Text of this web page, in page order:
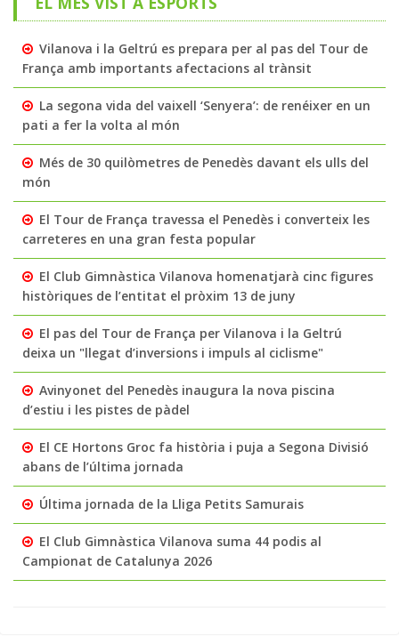
Vilanova i la Geltrú es prepara per al pas del Tour de
França amb importants afectacions al trànsit
La segona vida del vaixell ‘Senyera’: de renéixer en un
pati a fer la volta al món
Més de 30 quilòmetres de Penedès davant els ulls del
món
El Tour de França travessa el Penedès i converteix les
carreteres en una gran festa popular
El Club Gimnàstica Vilanova homenatjarà cinc figures
històriques de l’entitat el pròxim 13 de juny
El pas del Tour de França per Vilanova i la Geltrú
deixa un "llegat d’inversions i impuls al ciclisme"
Avinyonet del Penedès inaugura la nova piscina
d’estiu i les pistes de pàdel
El CE Hortons Groc fa història i puja a Segona Divisió
abans de l’última jornada
Última jornada de la Lliga Petits Samurais
El Club Gimnàstica Vilanova suma 44 podis al
Campionat de Catalunya 2026